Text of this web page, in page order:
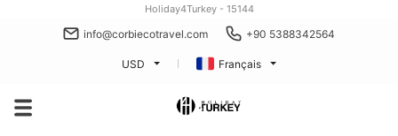
Holiday4Turkey - 15144
info@corbiecotravel.com +90 5388342564
USD Français